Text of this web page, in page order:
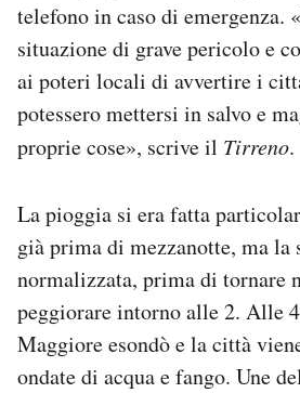
telefono in caso di emergenza.
situazione di grave pericolo e
ai poteri locali di avvertire i
potessero mettersi in salvo e
proprie cose», scrive il Tirreno.
La pioggia si era fatta
già prima di mezzanotte, ma la
normalizzata, prima di tornare
peggiorare intorno alle 2. Alle
Maggiore esondò e la città
ondate di acqua e fango. Une